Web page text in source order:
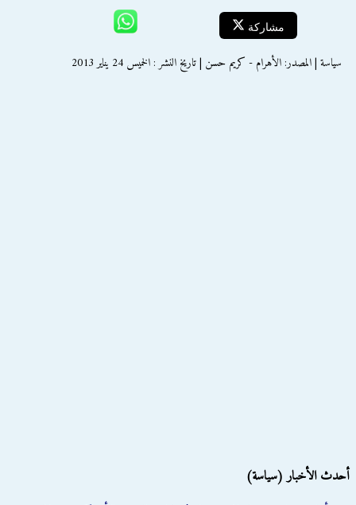
مشاركة
سياسة | المصدر: الأهرام - كريم حسن | تاريخ النشر : الخميس 24 يناير 2013
أحدث الأخبار (سياسة)